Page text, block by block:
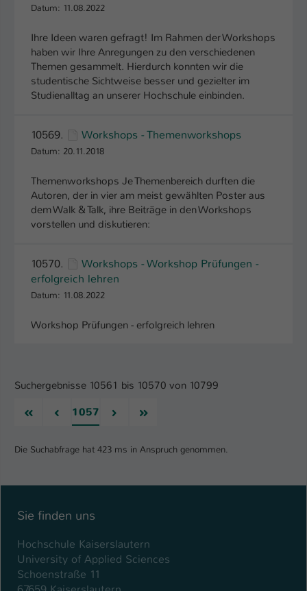
Datum: 11.08.2022
Ihre Ideen waren gefragt! Im Rahmen der Workshops
haben wir Ihre Anregungen zu den verschiedenen
Themen gesammelt. Hierdurch konnten wir die
studentische Sichtweise besser und gezielter im
Studienalltag an unserer Hochschule einbinden.
10569. Workshops - Themenworkshops
Datum: 20.11.2018
Themenworkshops Je Themenbereich durften die
Autoren, der in vier am meist gewählten Poster aus
dem Walk & Talk, ihre Beiträge in den Workshops
vorstellen und diskutieren:
10570.
Workshops - Workshop Prüfungen -
erfolgreich lehren
Datum: 11.08.2022
Workshop Prüfungen - erfolgreich lehren
Suchergebnisse 10561 bis 10570 von 10799
Erste
Vorherige
1057 NächsteLetzte
Die Suchabfrage hat 423 ms in Anspruch genommen.
Sie finden uns
Hochschule Kaiserslautern
University of Applied Sciences
Schoenstraße 11